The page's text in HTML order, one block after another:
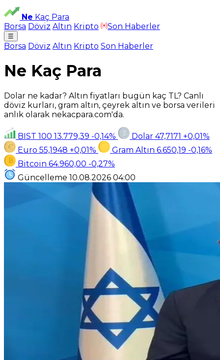
Ne Kaç Para
Borsa Döviz Altın Kripto Son Haberler
☰
Borsa Döviz Altın Kripto Son Haberler
Ne Kaç Para
Dolar ne kadar? Altın fiyatları bugün kaç TL? Canlı
döviz kurları, gram altın, çeyrek altın ve borsa verileri
anlık olarak nekacpara.com'da.
BIST 100 13.779,39 -0,14% Dolar 47,7171 +0,01%
Euro 55,1948 +0,01% Gram Altın 6.650,19 -0,16%
Bitcoin 64.960,00 -0,27%
Güncelleme 10.08.2026 04:00